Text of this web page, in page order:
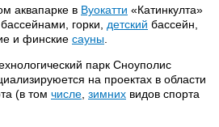
аквапарке в Вуокатти «Катинкулта»
горки, детский бассейн,
и финские сауны
парк Сноуполис
на проектах в области
(в том числе зимних видов спорта